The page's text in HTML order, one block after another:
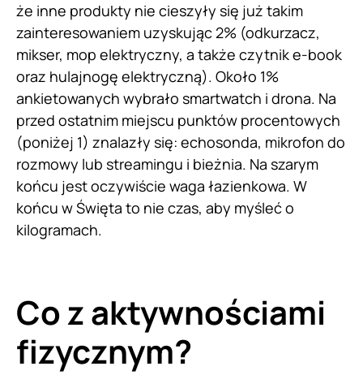
że inne produkty nie cieszyły się już takim
zainteresowaniem uzyskując 2% (odkurzacz,
mikser, mop elektryczny, a także czytnik e-book
oraz hulajnogę elektryczną). Około 1%
ankietowanych wybrało smartwatch i drona. Na
przed ostatnim miejscu punktów procentowych
(poniżej 1) znalazły się: echosonda, mikrofon do
rozmowy lub streamingu i bieżnia. Na szarym
końcu jest oczywiście waga łazienkowa. W
końcu w Święta to nie czas, aby myśleć o
kilogramach.
Co z aktywnościami
fizycznym?